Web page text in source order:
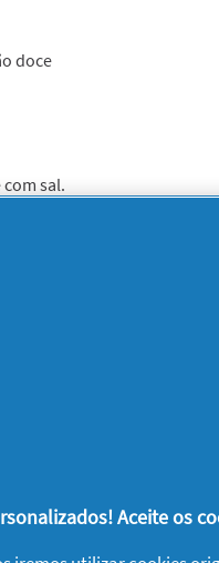
doce
sal.
Ortográfico.
Aceite os